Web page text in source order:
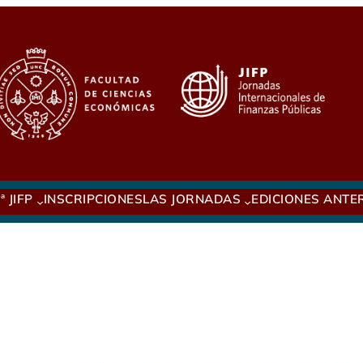
JIFP INSCRIPCIONESLAS JORNADAS EDICIONES